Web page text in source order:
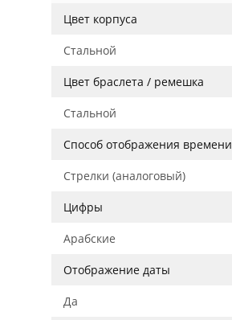
Цвет корпуса
Стальной
Цвет браслета / ремешка
Стальной
Способ отображения времени
Стрелки (аналоговый)
Цифры
Арабские
Отображение даты
Да